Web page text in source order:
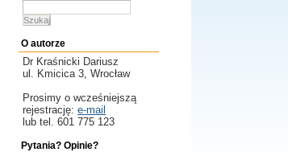
Szukaj
O autorze
Dr Kraśnicki Dariusz
ul. Kmicica 3, Wrocław
Prosimy o wcześniejszą
rejestrację: e-mail
lub tel. 601 775 123
Pytania? Opinie?